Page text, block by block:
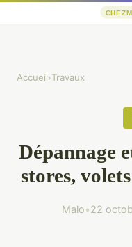
Accueil›Travaux
Dépannage
stores,
Malo•22